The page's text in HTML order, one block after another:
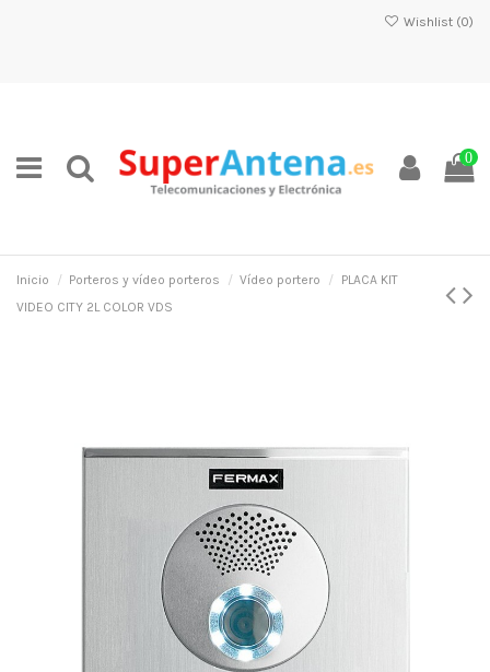
Wishlist (0)
0
Inicio Porteros y vídeo porteros Vídeo portero
PLACA KIT
VIDEO CITY 2L COLOR VDS